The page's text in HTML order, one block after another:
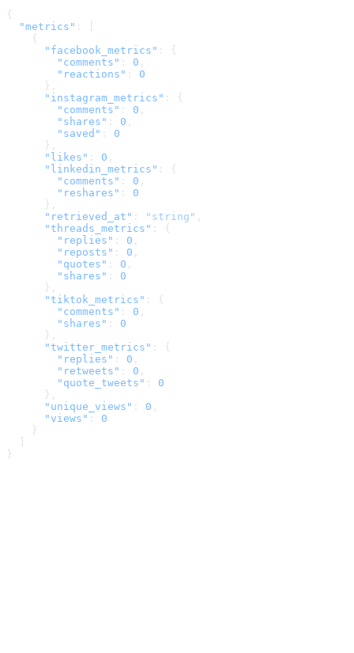
{
  "metrics"
: [
    {
      "facebook_metrics"
: {
        "comments"
: 0 ,
        "reactions"
: 0
      },
      "instagram_metrics"
: {
        "comments"
: 0 ,
        "shares"
: 0 ,
        "saved"
: 0
      },
      "likes"
: 0 ,
      "linkedin_metrics"
: {
        "comments"
: 0 ,
        "reshares"
: 0
      },
      "retrieved_at"
: "string" ,
      "threads_metrics"
: {
        "replies"
: 0 ,
        "reposts"
: 0 ,
        "quotes"
: 0 ,
        "shares"
: 0
      },
      "tiktok_metrics"
: {
        "comments"
: 0 ,
        "shares"
: 0
      },
      "twitter_metrics"
: {
        "replies"
: 0 ,
        "retweets"
: 0 ,
        "quote_tweets"
: 0
      },
      "unique_views"
: 0 ,
      "views"
: 0
    }
}